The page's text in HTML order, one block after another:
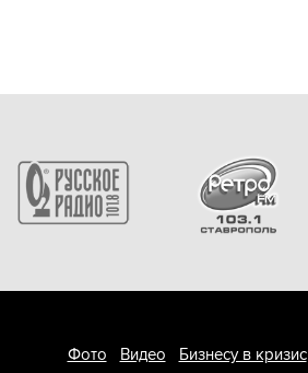
Фото Видео Бизнесу в кризис